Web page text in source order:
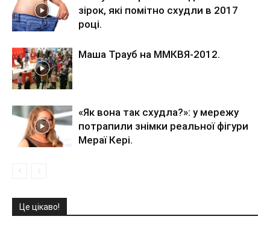
зірок, які помітно схудли в 2017
році.
Маша Трауб на ММКВЯ-2012.
«Як вона так схудла?»: у мережу
потрапили знімки реальної фігури
Мераї Кері.
Це цікаво!